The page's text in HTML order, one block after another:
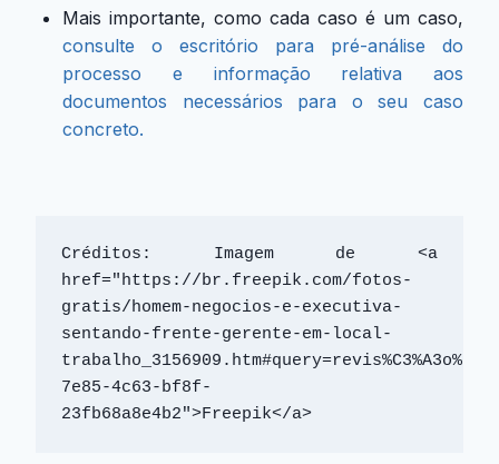
Mais importante, como cada caso é um caso,
consulte o escritório para pré-análise do
processo e informação relativa aos
documentos necessários para o seu caso
concreto.
Créditos: Imagem de <a
href="https://br.freepik.com/fotos-
gratis/homem-negocios-e-executiva-
sentando-frente-gerente-em-local-
7e85-4c63-bf8f-
23fb68a8e4b2">Freepik</a>